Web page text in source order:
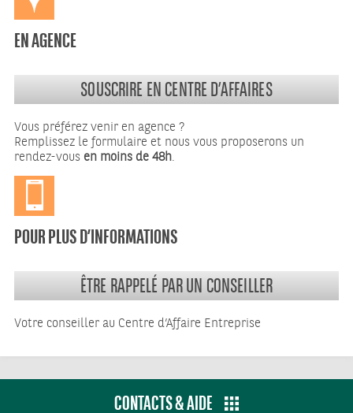
EN AGENCE
SOUSCRIRE EN CENTRE D’AFFAIRES
Vous préférez venir en agence ?
Remplissez le formulaire et nous vous proposerons un
rendez-vous en moins de 48h.
POUR PLUS D’INFORMATIONS
ÊTRE RAPPELÉ PAR UN CONSEILLER
Votre conseiller au Centre d’Affaire Entreprise
CONTACTS & AIDE